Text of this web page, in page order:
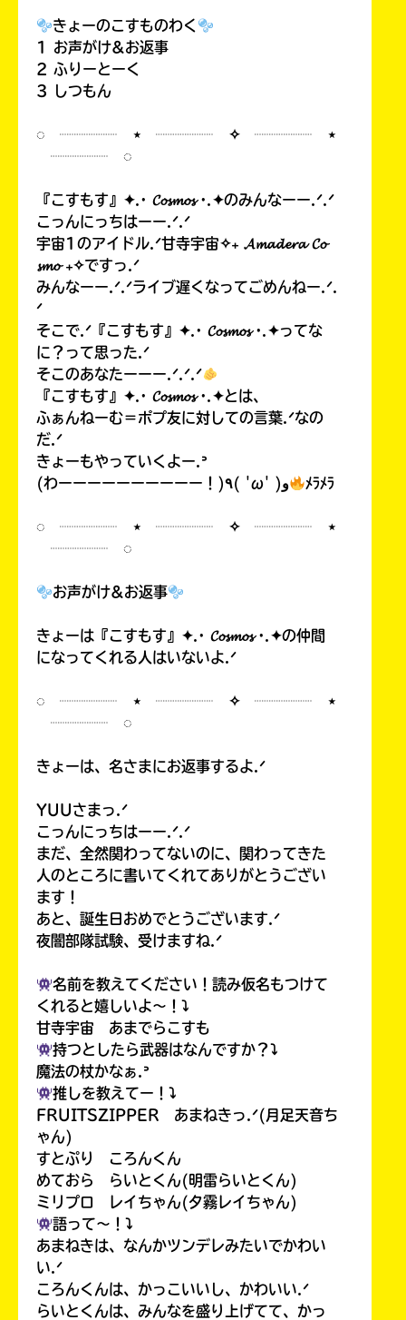
きょーのこすものわく
1 お声がけ&お返事
2 ふりーとーく
3 しつもん
◌ ┈┈┈┈ ⋆ ┈┈┈┈ ✧ ┈┈┈┈ ⋆
┈┈┈┈ ◌
『こすもす』✦.· 𝓒𝓸𝓼𝓶𝓸𝓼 ·.✦のみんなーー.ᐟ.ᐟ
こっんにっちはーー.ᐟ.ᐟ
宇宙1のアイドル.ᐟ甘寺宇宙✧₊ 𝓐𝓶𝓪𝓭𝓮𝓻𝓪 𝓒𝓸
𝓼𝓶𝓸 ₊✧ですっ.ᐟ
みんなーー.ᐟ.ᐟライブ遅くなってごめんねー.ᐟ.
ᐟ
そこで.ᐟ『こすもす』✦.· 𝓒𝓸𝓼𝓶𝓸𝓼 ·.✦ってな
に？って思った.ᐟ
そこのあなたーーー.ᐟ.ᐟ.ᐟ
『こすもす』✦.· 𝓒𝓸𝓼𝓶𝓸𝓼 ·.✦とは、
ふぁんねーむ＝ポプ友に対しての言葉.ᐟなの
だ.ᐟ
きょーもやっていくよー.ᐣ
(わーーーーーーーーーー！)٩( 'ω' )و
ﾒﾗﾒﾗ
◌ ┈┈┈┈ ⋆ ┈┈┈┈ ✧ ┈┈┈┈ ⋆
┈┈┈┈ ◌
お声がけ&お返事
きょーは『こすもす』✦.· 𝓒𝓸𝓼𝓶𝓸𝓼 ·.✦の仲間
になってくれる人はいないよ.ᐟ
◌ ┈┈┈┈ ⋆ ┈┈┈┈ ✧ ┈┈┈┈ ⋆
┈┈┈┈ ◌
きょーは、名さまにお返事するよ.ᐟ
YUUさまっ.ᐟ
こっんにっちはーー.ᐟ.ᐟ
まだ、全然関わってないのに、関わってきた
人のところに書いてくれてありがとうござい
ます！
あと、誕生日おめでとうございます.ᐟ
夜闇部隊試験、受けますね.ᐟ
名前を教えてください！読み仮名もつけて
くれると嬉しいよ〜！⤵︎
甘寺宇宙 あまでらこすも
持つとしたら武器はなんですか？⤵︎
魔法の杖かなぁ.ᐣ
推しを教えてー！⤵︎
FRUITSZIPPER あまねきっ.ᐟ(月足天音ち
ゃん)
すとぷり ころんくん
めておら らいとくん(明雷らいとくん)
ミリプロ レイちゃん(夕霧レイちゃん)
語って〜！⤵︎
あまねきは、なんかツンデレみたいでかわい
い.ᐟ
ころんくんは、かっこいいし、かわいい.ᐟ
らいとくんは、みんなを盛り上げてて、かっ